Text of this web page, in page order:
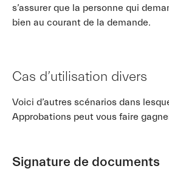
s’assurer que la personne qui
bien au courant de la demande.
Cas d’utilisation divers
Voici d’autres scénarios dans
Approbations peut vous faire
Signature de documents